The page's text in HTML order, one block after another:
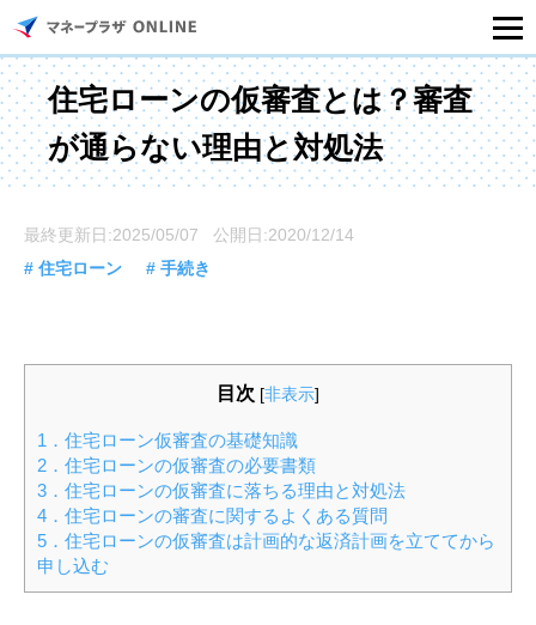
マネープラザONLINEとは
住宅ローンシミュレーション
記事一覧
住宅ローンご相談店舗一覧
セミナー情報
住宅ローンの仮審査とは？審査
が通らない理由と対処法
最終更新日:2025/05/07 公開日:2020/12/14
# 住宅ローン
# 手続き
目次 [非表示]
1．住宅ローン仮審査の基礎知識
2．住宅ローンの仮審査の必要書類
3．住宅ローンの仮審査に落ちる理由と対処法
4．住宅ローンの審査に関するよくある質問
5．住宅ローンの仮審査は計画的な返済計画を立ててから
申し込む